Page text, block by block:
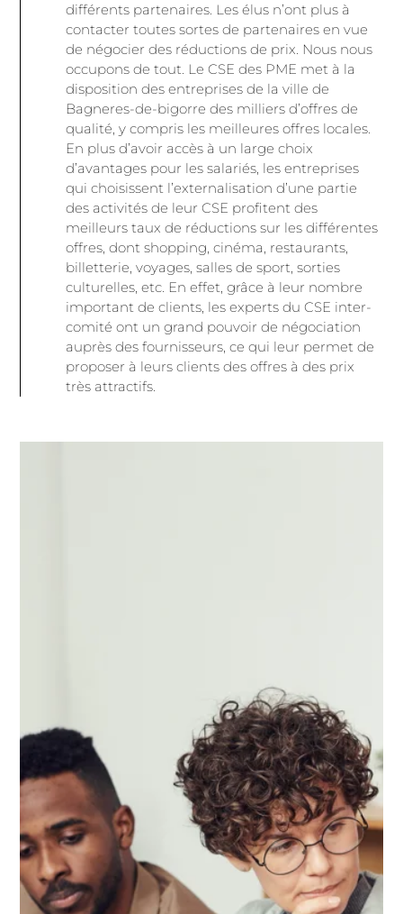
différents partenaires. Les élus n’ont plus à
contacter toutes sortes de partenaires en vue
de négocier des réductions de prix. Nous nous
occupons de tout. Le CSE des PME met à la
disposition des entreprises de la ville de
Bagneres-de-bigorre des milliers d’offres de
qualité, y compris les meilleures offres locales.
En plus d’avoir accès à un large choix
d’avantages pour les salariés, les entreprises
qui choisissent l’externalisation d’une partie
des activités de leur CSE profitent des
meilleurs taux de réductions sur les différentes
offres, dont shopping, cinéma, restaurants,
billetterie, voyages, salles de sport, sorties
culturelles, etc. En effet, grâce à leur nombre
important de clients, les experts du CSE inter-
comité ont un grand pouvoir de négociation
auprès des fournisseurs, ce qui leur permet de
proposer à leurs clients des offres à des prix
très attractifs.